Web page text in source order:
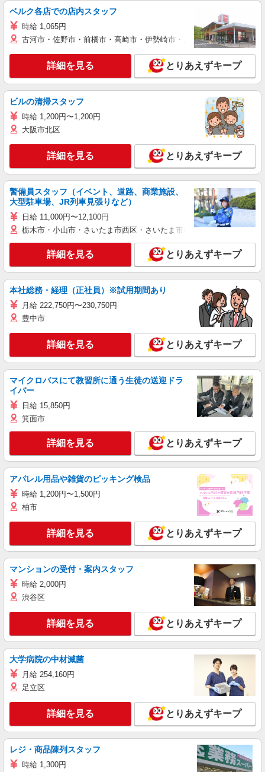
ベルク各店での店内スタッフ
時給 1,065円
古河市・佐野市・前橋市・高崎市・伊勢崎市・太田市・館林市・藤
詳細を見る とりあえずキープ
ビルの清掃スタッフ
時給 1,200円〜1,200円
大阪市北区
詳細を見る とりあえずキープ
警備員スタッフ（イベント、道路、商業施設、
大型駐車場、JR列車見張りなど）
日給 11,000円〜12,100円
栃木市・小山市・さいたま市西区・さいたま市岩槻区・久喜市・蓮田
詳細を見る とりあえずキープ
本社総務・経理（正社員）※試用期間あり
月給 222,750円〜230,750円
豊中市
詳細を見る とりあえずキープ
マイクロバスにて教習所に通う生徒の送迎ドラ
イバー
日給 15,850円
箕面市
詳細を見る とりあえずキープ
アパレル用品や雑貨のピッキング検品
時給 1,200円〜1,500円
柏市
詳細を見る とりあえずキープ
マンションの受付・案内スタッフ
時給 2,000円
渋谷区
詳細を見る とりあえずキープ
大学病院の中材滅菌
月給 254,160円
足立区
詳細を見る とりあえずキープ
レジ・商品陳列スタッフ
時給 1,300円